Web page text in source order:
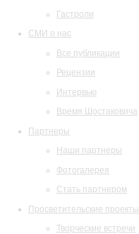
Гастроли
СМИ о нас
Все публикации
Рецензии
Интервью
Время Шостаковича
Партнеры
Наши партнеры
Фотогалерея
Стать партнером
Просветительские проекты
Творческие встречи